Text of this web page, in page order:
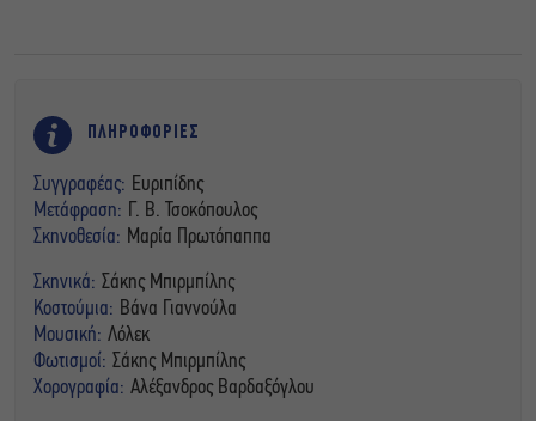
ΠΛΗΡΟΦΟΡΙΕΣ
Συγγραφέας: Ευριπίδης
Μετάφραση:
Γ. Β. Τσοκόπουλος
Σκηνοθεσία: Μαρία Πρωτόπαππα
Σκηνικά: Σάκης Μπιρμπίλης
Κοστούμια: Βάνα Γιαννούλα
Μουσική: Λόλεκ
Φωτισμοί: Σάκης Μπιρμπίλης
Χορογραφία: Αλέξανδρος Βαρδαξόγλου